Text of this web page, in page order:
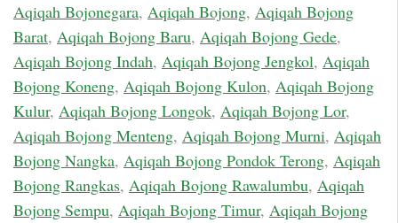
Aqiqah Bojonegara, Aqiqah Bojong, Aqiqah Bojong
Barat, Aqiqah Bojong Baru, Aqiqah Bojong Gede,
Aqiqah Bojong Indah, Aqiqah Bojong Jengkol, Aqiqah
Bojong Koneng, Aqiqah Bojong Kulon, Aqiqah Bojong
Kulur, Aqiqah Bojong Longok, Aqiqah Bojong Lor,
Aqiqah Bojong Menteng, Aqiqah Bojong Murni, Aqiqah
Bojong Nangka, Aqiqah Bojong Pondok Terong, Aqiqah
Bojong Rangkas, Aqiqah Bojong Rawalumbu, Aqiqah
Bojong Sempu, Aqiqah Bojong Timur, Aqiqah Bojong